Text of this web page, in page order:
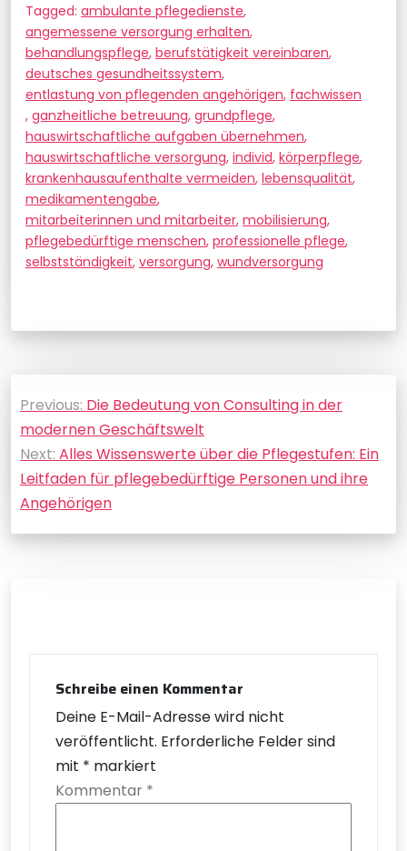
Tagged: ambulante pflegedienste,
angemessene versorgung erhalten,
behandlungspflege, berufstätigkeit vereinbaren,
deutsches gesundheitssystem,
entlastung von pflegenden angehörigen, fachwissen
, ganzheitliche betreuung, grundpflege,
hauswirtschaftliche aufgaben übernehmen,
hauswirtschaftliche versorgung, individ, körperpflege,
krankenhausaufenthalte vermeiden, lebensqualität,
medikamentengabe,
mitarbeiterinnen und mitarbeiter, mobilisierung,
pflegebedürftige menschen, professionelle pflege,
selbstständigkeit, versorgung, wundversorgung
Beitragsnavigation
Previous: Die Bedeutung von Consulting in der
modernen Geschäftswelt
Next: Alles Wissenswerte über die Pflegestufen: Ein
Leitfaden für pflegebedürftige Personen und ihre
Angehörigen
Schreibe einen Kommentar
Deine E-Mail-Adresse wird nicht
veröffentlicht. Erforderliche Felder sind
mit * markiert
Kommentar *